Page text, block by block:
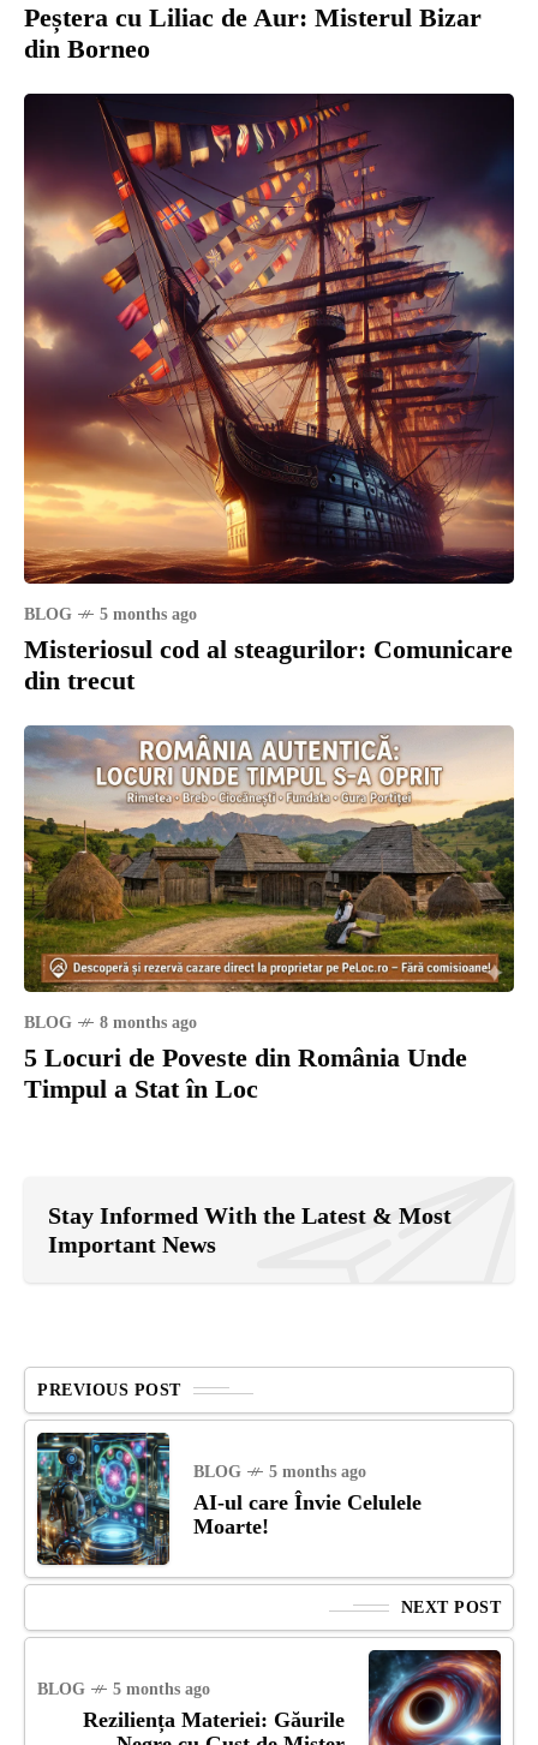
Peștera cu Liliac de Aur: Misterul Bizar
din Borneo
BLOG 5 months ago
Misteriosul cod al steagurilor: Comunicare
din trecut
BLOG 8 months ago
5 Locuri de Poveste din România Unde
Timpul a Stat în Loc
Stay Informed With the Latest & Most
Important News
PREVIOUS POST
BLOG 5 months ago
AI-ul care Învie Celulele
Moarte!
NEXT POST
BLOG 5 months ago
Reziliența Materiei: Găurile